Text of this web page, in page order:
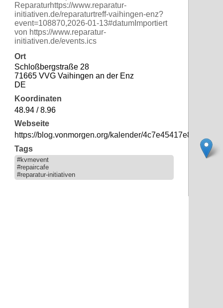
Reparaturhttps://www.reparatur-
initiativen.de/reparaturtreff-vaihingen-enz?
event=108870,2026-01-13#datumImportiert
von https://www.reparatur-
initiativen.de/events.ics
Ort
Schloßbergstraße 28
71665 VVG Vaihingen an der Enz
DE
Koordinaten
48.94 / 8.96
Webseite
https://blog.vonmorgen.org/kalender/
Tags
#kvmevent
#repaircafe
#reparatur-initiativen